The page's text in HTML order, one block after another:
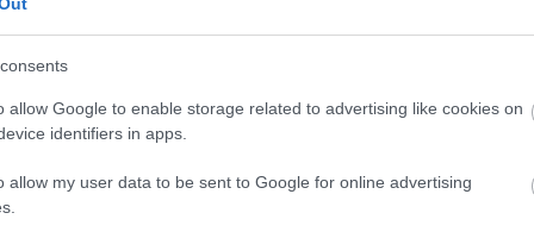
allow Google to enable storage related to advertising like cookies on
identifiers in apps.
allow my user data to be sent to Google for online advertising
csúcsértékektől, de a
így is megawattóránként 100-
kilowattóránként tíz-tizenkét
- fejtette ki a szakember.